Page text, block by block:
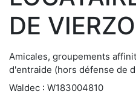
DE
Amicales, groupements
d'entraide (hors défense de
Waldec : W183004810